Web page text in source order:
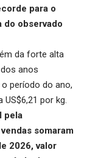
para o
do observado
da forte alta
anos
período do ano,
por kg.
pela
somaram
2026, valor